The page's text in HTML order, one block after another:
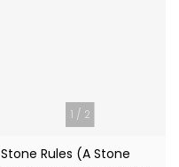
1 / 2
Stone Rules (A Stone